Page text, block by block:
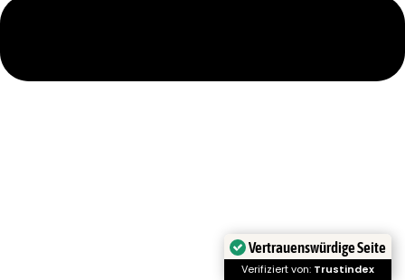
Vertrauenswürdige Seite
Verifiziert von: Trustindex